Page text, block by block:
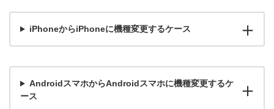
iPhoneからiPhoneに機種変更するケース
AndroidスマホからAndroidスマホに機種変更するケ
ース